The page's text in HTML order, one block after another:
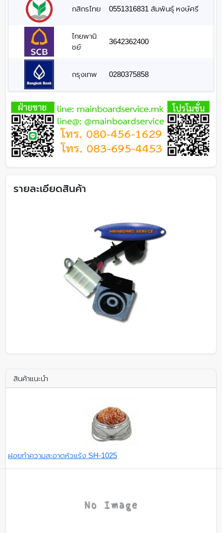
กสิกรไทย 0551316831 สัมพันธุ์ หงษ์ศรี
ไทยพานิ
ชย์
3642362400
กรุงเทพ 0280375858
รายละเอียดสินค้า
สินค้าแนะนำ
ฝอยทำความสะอาดหัวแร้ง SH-1025